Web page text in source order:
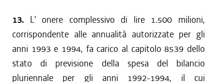
13. L' onere complessivo di lire 1.500 milioni,
corrispondente alle annualità autorizzate per gli
anni 1993 e 1994, fa carico al capitolo 8539 dello
stato di previsione della spesa del bilancio
pluriennale per gli anni 1992-1994, il cui